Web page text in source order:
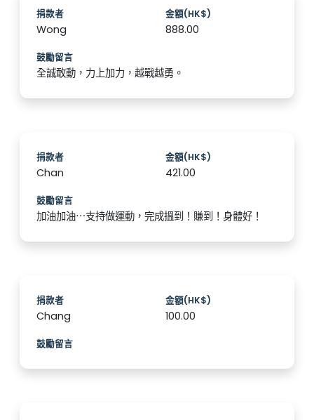
捐款者
Wong
金額(HK$)
888.00
鼓勵留言
全誠敢動，力上加力，越戰越勇。
捐款者
Chan
金額(HK$)
421.00
鼓勵留言
加油加油⋯支持做運動，完成搵到！賺到！身體好！
捐款者
Chang
金額(HK$)
100.00
鼓勵留言